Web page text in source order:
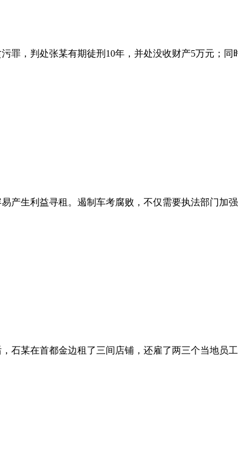
罪，判处张某有期徒刑10年，并处没收财产5万元；
产生利益寻租。遏制车考腐败，不仅需要执法部门加
某在首都金边租了三间店铺，还雇了两三个当地员